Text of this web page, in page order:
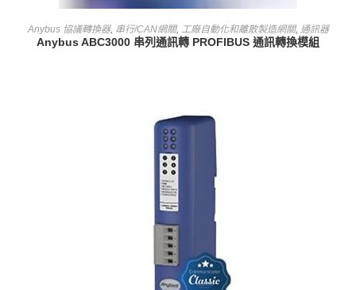
查看內容
Anybus 協議轉換器, 串行/CAN網關, 工廠自動化和離散製造網關, 通訊器
Anybus ABC3000 串列通訊轉 PROFIBUS 通訊轉換模組